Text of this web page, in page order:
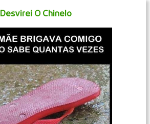
Desvirei O Chinelo